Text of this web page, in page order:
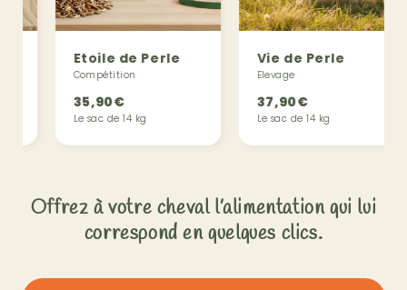
Etoile de Perle
Compétition
35,90€
Le sac de 14 kg
Vie de Perle
Elevage
37,90€
Le sac de 14 kg
Offrez à votre cheval l’alimentation qui lui
correspond en quelques clics.